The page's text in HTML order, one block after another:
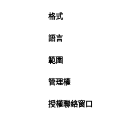
格式
語言
範圍
管理權
授權聯絡窗口